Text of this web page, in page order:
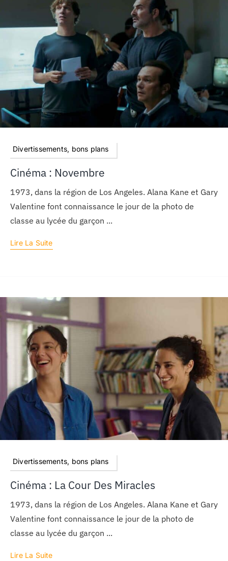
Divertissements, bons plans
Cinéma : Novembre
1973, dans la région de Los Angeles. Alana Kane et Gary
Valentine font connaissance le jour de la photo de
classe au lycée du garçon ...
Lire La Suite
Divertissements, bons plans
Cinéma : La Cour Des Miracles
1973, dans la région de Los Angeles. Alana Kane et Gary
Valentine font connaissance le jour de la photo de
classe au lycée du garçon ...
Lire La Suite